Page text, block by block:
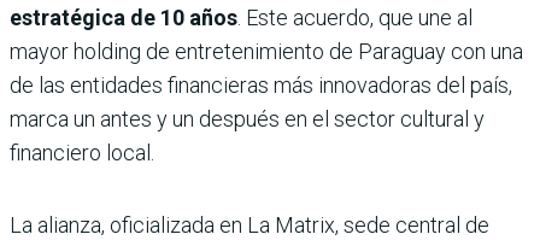
estratégica de 10 años. Este acuerdo, que une al
mayor holding de entretenimiento de Paraguay con una
de las entidades financieras más innovadoras del país,
marca un antes y un después en el sector cultural y
financiero local.
La alianza, oficializada en La Matrix, sede central de